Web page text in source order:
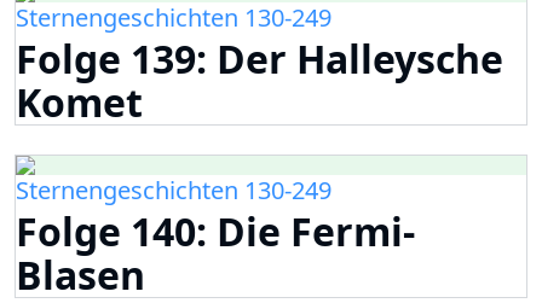
Sternengeschichten 130-249
Folge 139: Der Halleysche
Komet
Sternengeschichten 130-249
Folge 140: Die Fermi-
Blasen